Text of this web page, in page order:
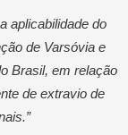
aplicabilidade do
de Varsóvia e
Brasil, em relação
de extravio de